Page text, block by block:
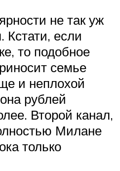
не так уж
Кстати, если
то подобное
семье
и неплохой
рублей
Второй канал,
Милане
только